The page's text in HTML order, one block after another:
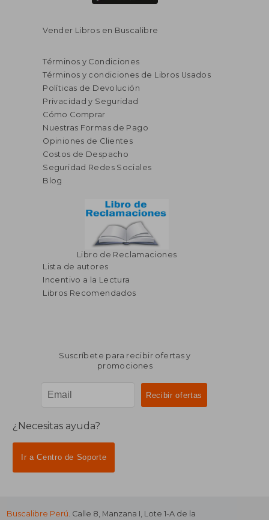
Vender Libros en Buscalibre
Términos y Condiciones
Términos y condiciones de Libros Usados
Políticas de Devolución
Privacidad y Seguridad
Cómo Comprar
Nuestras Formas de Pago
Opiniones de Clientes
Costos de Despacho
Seguridad Redes Sociales
Blog
Libro de Reclamaciones
Lista de autores
Incentivo a la Lectura
Libros Recomendados
Suscríbete para recibir ofertas y
promociones
¿Necesitas ayuda?
Ir a Centro de Soporte
Buscalibre Perú . Calle 8, Manzana I, Lote 1-A de la